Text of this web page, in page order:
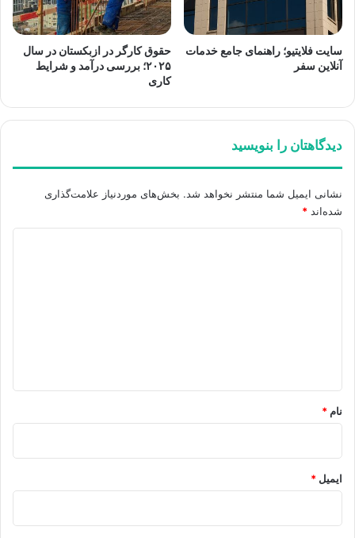
سایت فلایتیو؛ راهنمای جامع خدمات
آنلاین سفر
حقوق کارگر در ازبکستان در سال
۲۰۲۵؛ بررسی درآمد و شرایط
کاری
دیدگاهتان را بنویسید
نشانی ایمیل شما منتشر نخواهد شد. بخش‌های موردنیاز علامت‌گذاری
شده‌اند *
نام *
ایمیل *